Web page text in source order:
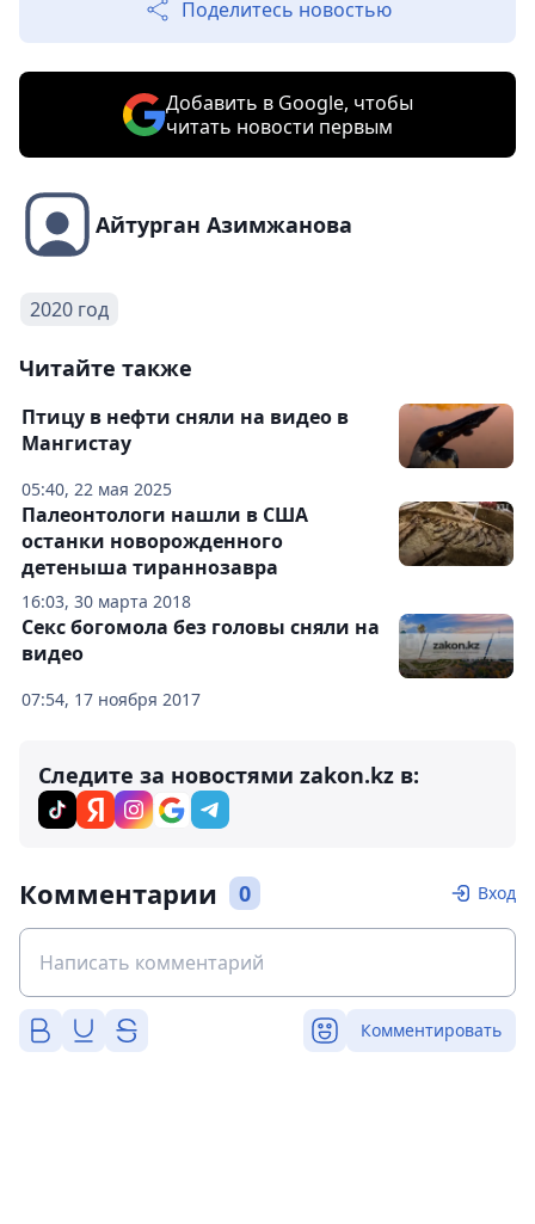
Поделитесь новостью
Добавить в Google, чтобы
читать новости первым
Айтурган Азимжанова
2020 год
Читайте также
05:40, 22 мая 2025
Птицу в нефти сняли на видео в
Мангистау
16:03, 30 марта 2018
Палеонтологи нашли в США
останки новорожденного
детеныша тираннозавра
07:54, 17 ноября 2017
Секс богомола без головы сняли на
видео
Следите за новостями zakon.kz в:
Комментарии 0 Вход
Комментировать